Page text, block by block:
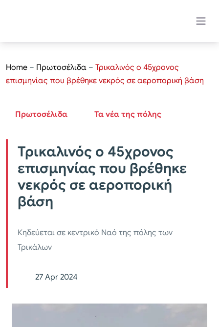
Home – Πρωτοσέλιδα – Τρικαλινός ο 45χρονος
επισμηνίας που βρέθηκε νεκρός σε αεροπορική βάση
Πρωτοσέλιδα Τα νέα της πόλης
Τρικαλινός ο 45χρονος
επισμηνίας που βρέθηκε
νεκρός σε αεροπορική
βάση
Κηδεύεται σε κεντρικό Ναό της πόλης των
Τρικάλων
27 Apr 2024